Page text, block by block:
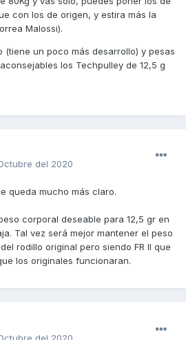
con los de origen, y estira más la
Malossi).
(tiene un poco más desarrollo) y pesas
los Techpulley de 12,5 g
del 2020
queda mucho más claro.
corporal deseable para 12,5 gr en
Tal vez será mejor mantener el peso
rodillo original pero siendo FR II que
los originales funcionaran.